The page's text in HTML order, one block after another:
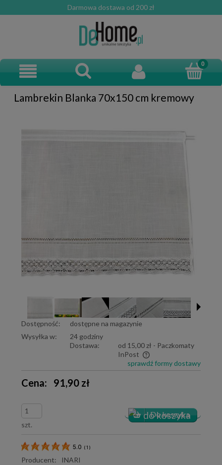
Darmowa dostawa od 200 zł
Lambrekin Blanka 70x150 cm kremowy
Dostępność:
dostępne na magazynie
Wysyłka w:
24 godziny
Dostawa:
od 15,00 zł - Paczkomaty
InPost
Cena nie zawiera ewentualnych kosztów płatności
sprawdź formy dostawy
Cena: 91,90 zł
szt.
5.0 ( 1 )
Producent:
INARI